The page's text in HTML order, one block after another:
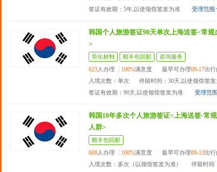
签证有效期：5年,以使领馆签发为准
受理范围
韩国个人旅游签证90天单次上海送签<常
>
简化材料 顺丰包回邮
咨询服务
623人办理 100%满意度 最早可办理09-17出
入境次数：单次
停留时间：30天,以使领馆签
签证有效期：90天,以使领馆签发为准
受理范
韩国10年多次个人旅游签证<上海送签·常
人群>
顺丰包回邮
600人办理 100%满意度 最早可办理09-13出
入境次数：多次（以领馆签发为准）
停留时间